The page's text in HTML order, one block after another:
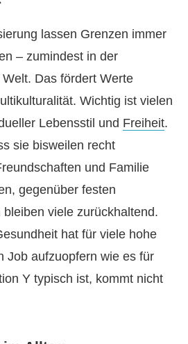
lassen Grenzen immer
– zumindest in der
Das fördert Werte
Wichtig ist vielen
Lebensstil und Freiheit.
sie bisweilen recht
und Familie
gegenüber festen
viele zurückhaltend.
hat für viele hohe
Job aufzuopfern wie es für
Y typisch ist, kommt nicht